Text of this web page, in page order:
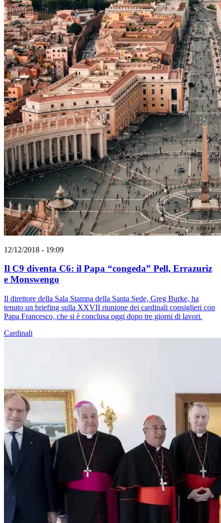
12/12/2018 - 19:09
Il C9 diventa C6: il Papa “congeda” Pell, Errazuriz
e Monswengo
Il direttore della Sala Stampa della Santa Sede, Greg Burke, ha
tenuto un briefing sulla XXVII riunione dei cardinali consiglieri con
Papa Francesco, che si è conclusa oggi dopo tre giorni di lavori.
Cardinali